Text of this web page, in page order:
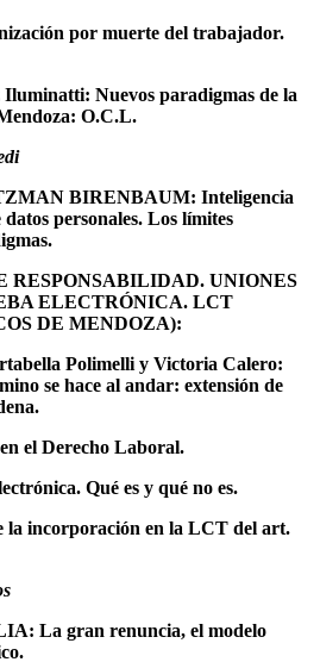
por muerte del trabajador.
Nuevos paradigmas de la
O.C.L.
BIRENBAUM: Inteligencia
personales. Los límites
RESPONSABILIDAD. UNIONES
ELECTRÓNICA. LCT
DE MENDOZA):
Polimelli y Victoria Calero:
se hace al andar: extensión de
el Derecho Laboral.
Qué es y qué no es.
la incorporación en la LCT del art.
La gran renuncia, el modelo